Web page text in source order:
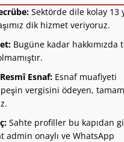
Sektörde dile kolay 13
dik hizmet veriyoruz.
Bugüne kadar hakkımızda
Esnaf:Esnaf muafiyeti
peşin vergisini ödeyen,
Sahte profiller bu kapıdan
admin onaylı ve WhatsApp